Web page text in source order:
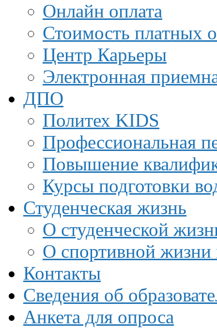
Онлайн оплата
Стоимость платных
Центр Карьеры
Электронная
ДПО
Политех KIDS
Профессиональная
Повышение
Курсы подготовки
Студенческая жизнь
О студенческой
О спортивной жизни
Контакты
Сведения об
Анкета для опроса